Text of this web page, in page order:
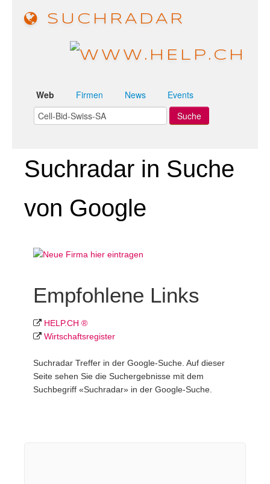
SUCHRADAR
Web Firmen News Events
Suchradar in Suche
von Google
Empfohlene Links
HELP.CH ®
Wirtschafts­register
Suchradar Treffer in der Google-Suche. Auf dieser
Seite sehen Sie die Suchergebnisse mit dem
Suchbegriff «Suchradar» in der Google-Suche.